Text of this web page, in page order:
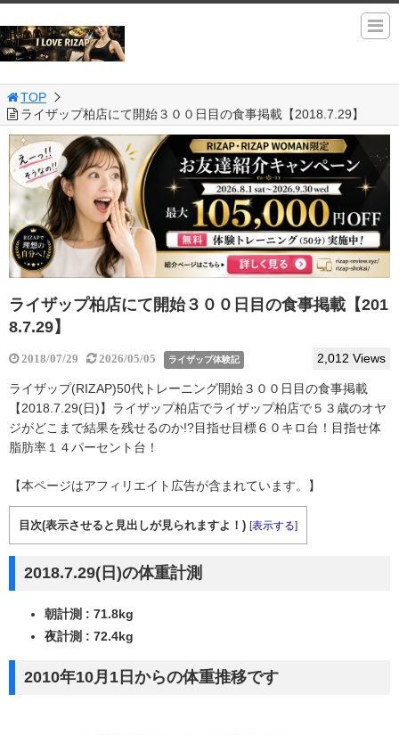
TOP
ライザップ柏店にて開始３００日目の食事掲載【2018.7.29】
ライザップ柏店にて開始３００日目の食事掲載【201
8.7.29】
2018/07/29 2026/05/05 ライザップ体験記 2,012 Views
ライザップ(RIZAP)50代トレーニング開始３００日目の食事掲載
【2018.7.29(日)】ライザップ柏店でライザップ柏店で５３歳のオヤ
ジがどこまで結果を残せるのか!?目指せ目標６０キロ台！目指せ体
脂肪率１４パーセント台！
【本ページはアフィリエイト広告が含まれています。】
目次(表示させると見出しが見られますよ！) [表示する]
2018.7.29(日)の体重計測
朝計測 : 71.8kg
夜計測 : 72.4kg
2010年10月1日からの体重推移です